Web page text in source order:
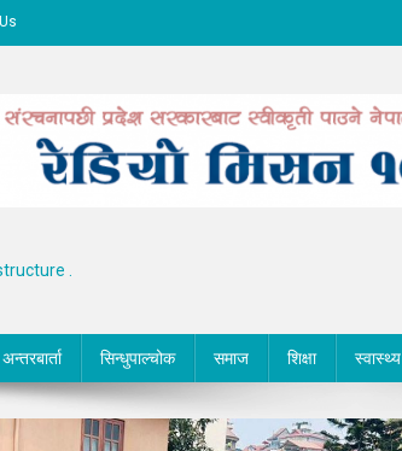
.
अन्तरबार्ता सिन्धुपाल्चोक समाज शिक्षा स्वास्थ्य